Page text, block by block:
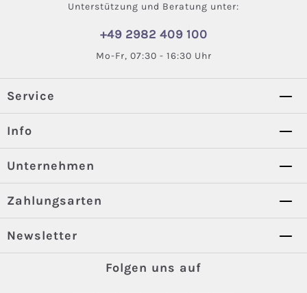
Unterstützung und Beratung unter:
+49 2982 409 100
Mo-Fr, 07:30 - 16:30 Uhr
Service
Info
Unternehmen
Zahlungsarten
Newsletter
Folgen uns auf